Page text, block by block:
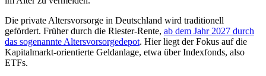
Die private Altersvorsorge in Deutschland wird traditionell
gefördert. Früher durch die Riester-Rente, ab dem Jahr 2027 durch
das sogenannte Altersvorsorgedepot. Hier liegt der Fokus auf die
Kapitalmarkt-orientierte Geldanlage, etwa über Indexfonds, also
ETFs.